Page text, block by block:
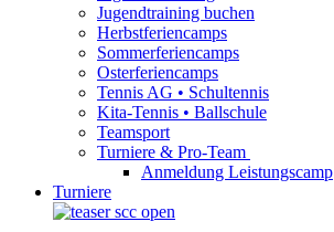
Jugendtraining buchen
Herbstferiencamps
Sommerferiencamps
Osterferiencamps
Tennis AG • Schultennis
Kita-Tennis • Ballschule
Teamsport
Turniere & Pro-Team
Anmeldung Leistungscamp
Turniere